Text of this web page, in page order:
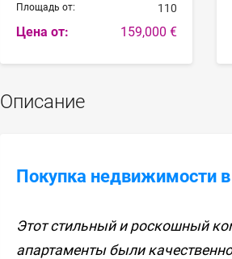
Площадь от: 110
Цена от: 159,000 €
Описание
Покупка недвижимости
Этот стильный и роскошный
апартаменты были